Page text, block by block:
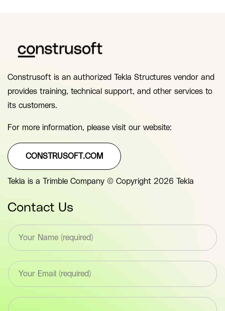
Construsoft is an authorized Tekla Structures vendor and
provides training, technical support, and other services to
its customers.
For more information, please visit our website:
CONSTRUSOFT.COM
Tekla is a Trimble Company © Copyright 2026 Tekla
Contact Us
T
e
x
*
F
e
l
E
m
a
lT